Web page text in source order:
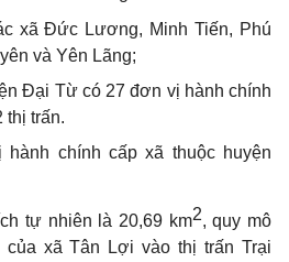
xã Đức Lương, Minh Tiến, Phú
và Yên Lãng;
Đại Từ có 27 đơn vị hành chính
thị trấn.
chính cấp xã thuộc huyện
tự nhiên là 20,69 km2, quy mô
của xã Tân Lợi vào thị trấn Trại